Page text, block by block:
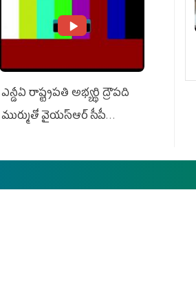
ఎన్డీఏ రాష్ట్ర‌ప‌తి అభ్య‌ర్థి ద్రౌప‌ది
ముర్ముతో వైయ‌స్ఆర్ సీపీ
ఎమ్మెల్యేలు, ఎంపీల స‌మావేశం